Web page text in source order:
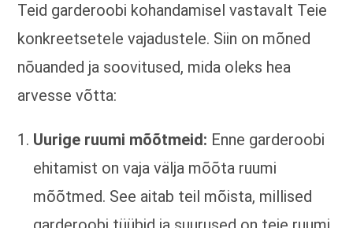
Teid garderoobi kohandamisel vastavalt Teie
konkreetsetele vajadustele. Siin on mõned
nõuanded ja soovitused, mida oleks hea
arvesse võtta:
Uurige ruumi mõõtmeid: Enne garderoobi
ehitamist on vaja välja mõõta ruumi
mõõtmed. See aitab teil mõista, millised